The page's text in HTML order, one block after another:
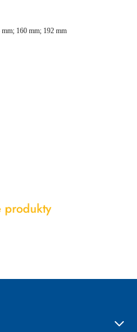
160 mm; 192 mm
produkty